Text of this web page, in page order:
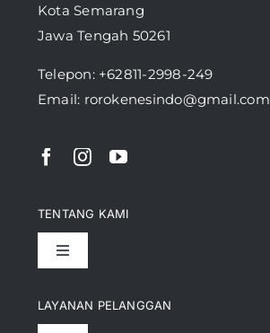
Kota Semarang
Jawa Tengah 50261
Telepon: +62811-2998-249
Email: rorokenesindo@gmail.com
LAYANAN PELANGGAN
TENTANG KAMI
Toggle
Pencapaian